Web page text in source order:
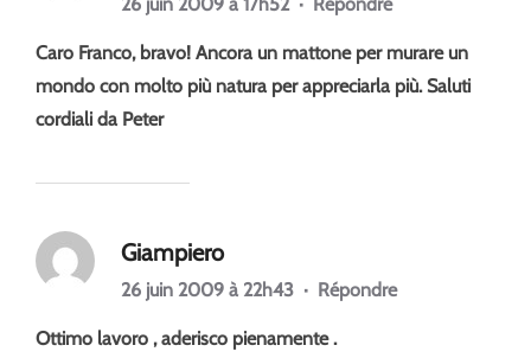
Caro Franco, bravo! Ancora un mattone per murare un
mondo con molto più natura per appreciarla più. Saluti
cordiali da Peter
Giampiero
26 juin 2009 à 22h43 · Répondre
Ottimo lavoro , aderisco pienamente .